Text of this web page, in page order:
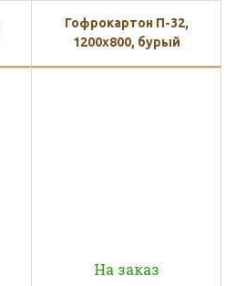
Гофрокартон П-32,
1200х800, бурый
На заказ